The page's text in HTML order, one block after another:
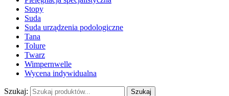
Stopy
Suda
Suda urządzenia podologiczne
Tana
Tolure
Twarz
Wimpernwelle
Wycena indywidualna
Szukaj: